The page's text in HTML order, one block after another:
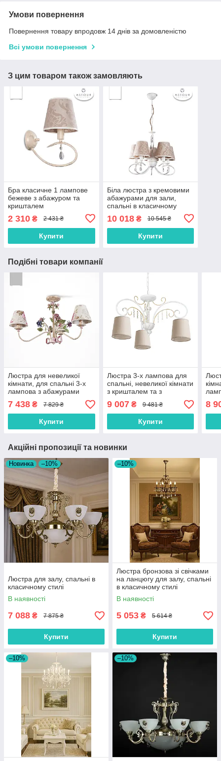
Умови повернення
Повернення товару впродовж 14 днів за домовленістю
Всі умови повернення
З цим товаром також замовляють
Бра класичне 1 лампове
бежеве з абажуром та
кришталем
2 310 ₴ 2 431 ₴
Купити
Біла люстра з кремовими
абажурами для зали,
спальні в класичному
10 018₴ 10 545 ₴
Купити
Подібні товари компанії
Люстра для невеликої
кімнати, для спальні 3-х
лампова з абажурами
7 438 ₴ 7 829 ₴
Купити
Люстра 3-х лампова для
спальні, невеликої кімнати
з кришталем та з
абажурами
9 007₴ 9 481 ₴
Купити
8
Акційні пропозиції та новинки
Новинка –10%
Люстра для залу, спальні в
класичному стилі
В наявності
7 088 ₴ 7 875 ₴
Купити
–10%
Люстра бронзова зі свічками
на ланцюгу для залу, спальні
в класичному стилі
В наявності
5 053 ₴ 5 614 ₴
Купити
–10% –10%